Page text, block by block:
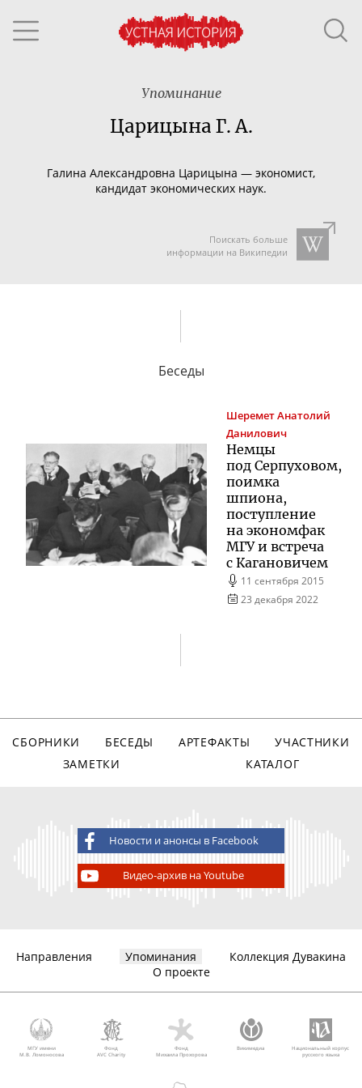
Упоминание
Царицына Г. А.
Галина Александровна Царицына — экономист,
кандидат экономических наук.
Поискать больше
информации на Википедии
Беседы
ШереметАнатолий
Данилович
Немцы
под Серпуховом,
поимка
шпиона,
поступление
на экономфак
МГУ и встреча
с Кагановичем
11 сентября 2015
23 декабря 2022
СБОРНИКИ БЕСЕДЫ АРТЕФАКТЫ
УЧАСТНИКИ
ЗАМЕТКИ
КАТАЛОГ
Новости и анонсы в Facebook
Видео-архив на Youtube
Направления Упоминания
Коллекция Дувакина
О проекте
МГУ имени
М.В. Ломоносова
Фонд
AVC Charity
Фонд
Михаила Прохорова
Викимедиа
Национальный корпус
русского языка